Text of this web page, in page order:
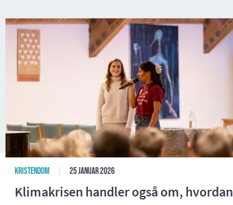
Kristendom 25 januar 2026
Klimakrisen handler også om, hvordan